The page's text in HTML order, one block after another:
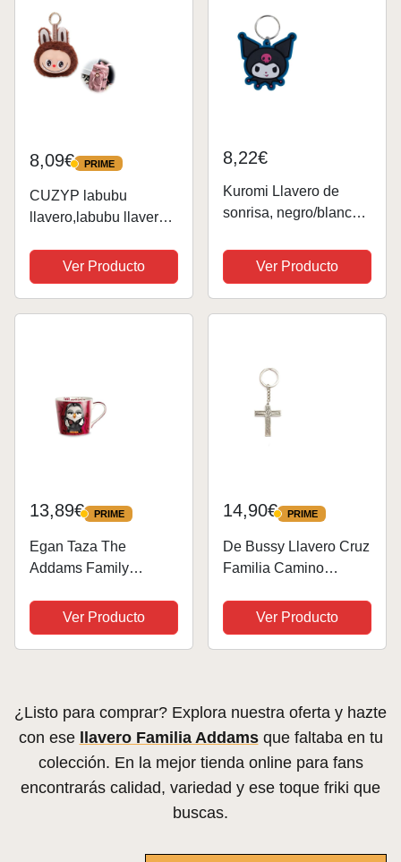
8,09€ PRIME
PRIME
CUZYP labubu
llavero,labubu llavero
monstruo Labubu, para
niñas y niños, 10 cm
Ver Producto
8,22€
Kuromi Llavero de
sonrisa, negro/blanco,
Ver Producto
13,89€ PRIME
PRIME
Egan Taza The
Addams Family
Ver Producto
14,90€ PRIME
PRIME
De Bussy Llavero Cruz
Familia Camino
Ver Producto
¿Listo para comprar? Explora nuestra oferta y hazte
con ese llavero Familia Addamsque faltaba en tu
colección. En la mejor tienda online para fans
encontrarás calidad, variedad y ese toque friki que
buscas.